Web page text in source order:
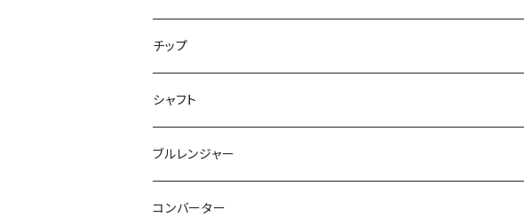
飛び出し防止リングなし
飛び出し防止リング付き
ノーマル
マーブル
シームレス用
チップ
２ＢＡ用チップ
シャークチップ
シャークチップコンバージョン
４ＢＡ用チップ
ドルフィンチップ
シャフト
ノーマル
アクタゴンシャフト
ツインシャフト
ブルレンジャー
光るブルレンジャー
コンバーター